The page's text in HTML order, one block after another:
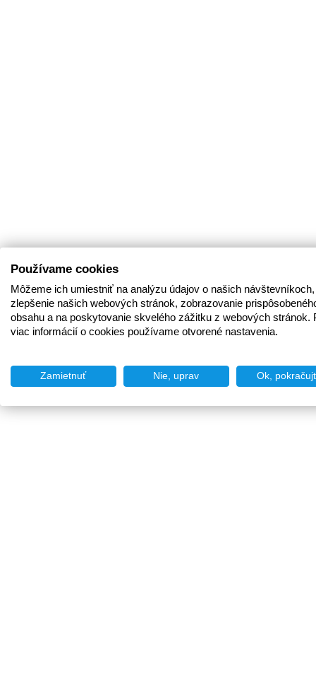
Používame cookies
Môžeme ich umiestniť na analýzu údajov o našich
zlepšenie našich webových stránok, zobrazovanie
obsahu a na poskytovanie skvelého zážitku z webových stránok.
viac informácií o cookies používame otvorené nastavenia.
Zamietnuť Nie, uprav Ok,